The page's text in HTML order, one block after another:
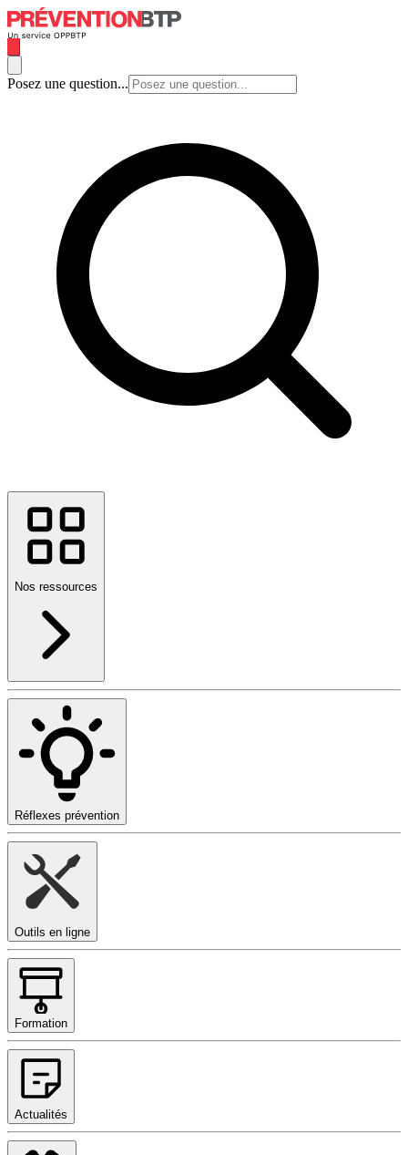
Posez une question...
Nos ressources
Réflexes prévention
Outils en ligne
Formation
Actualités